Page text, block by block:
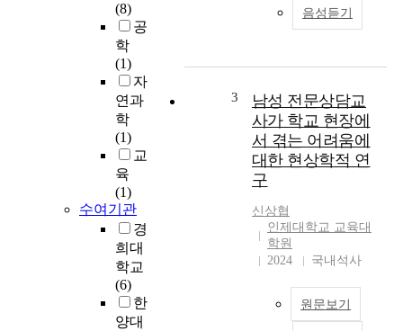
(8)
공
학
(1)
자
연과
학
(1)
교
육
(1)
수여기관
경
희대
학교
(6)
한
양대
일
환
으
로
써
력
음성듣기
3
남성 전문상담교
사가 학교 현장에
서 겪는 어려움에
대한 현상학적 연
구
신상협
인제대학교 교육대
학원
2024
국내석사
원문보기